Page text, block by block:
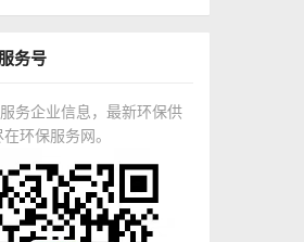
务号
务企业信息，最新环保供
环保服务网。